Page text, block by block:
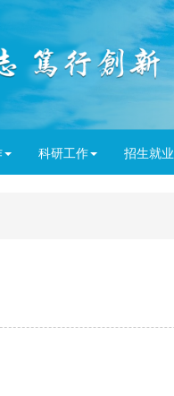
科研工作 招生就业